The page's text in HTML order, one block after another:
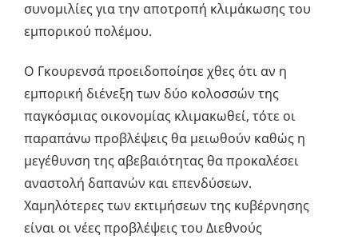
συνομιλίες για την αποτροπή κλιμάκωσης του
εμπορικού πολέμου.
Ο Γκουρενσά προειδοποίησε χθες ότι αν η
εμπορική διένεξη των δύο κολοσσών της
παγκόσμιας οικονομίας κλιμακωθεί, τότε οι
παραπάνω προβλέψεις θα μειωθούν καθώς η
μεγέθυνση της αβεβαιότητας θα προκαλέσει
αναστολή δαπανών και επενδύσεων.
Χαμηλότερες των εκτιμήσεων της κυβέρνησης
είναι οι νέες προβλέψεις του Διεθνούς